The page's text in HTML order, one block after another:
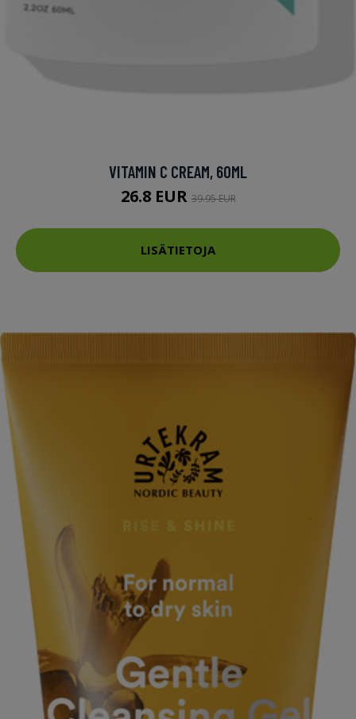
VITAMIN C CREAM, 60ML
26.8 EUR39.95 EUR
LISÄTIETOJA